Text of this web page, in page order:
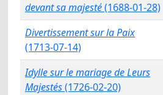
devant sa majesté(1688-01-28)
Divertissement sur la Paix
(1713-07-14)
Idylle sur le mariage de Leurs
Majestés(1726-02-20)